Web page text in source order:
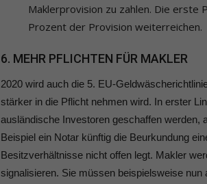
Maklerprovision zu zahlen. Die erste
Prozent der Provision weiterreichen.
6. MEHR PFLICHTEN FÜR MAKLER
2020 wird auch die 5. EU-
stärker in die Pflicht nehmen wird. In erster
ausländische Investoren geschaffen
Beispiel ein Notar künftig die Beurkundung
Besitzverhältnisse nicht offen legt. Makler
signalisieren. Sie müssen beispielsweise